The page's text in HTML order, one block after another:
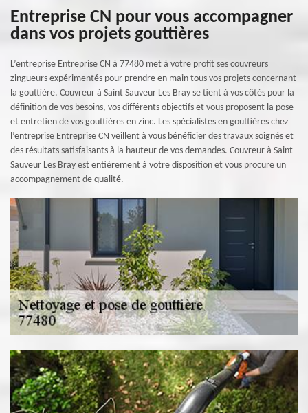
Entreprise CN pour vous accompagner
dans vos projets gouttières
L’entreprise Entreprise CN à 77480 met à votre profit ses couvreurs
zingueurs expérimentés pour prendre en main tous vos projets concernant
la gouttière. Couvreur à Saint Sauveur Les Bray se tient à vos côtés pour la
définition de vos besoins, vos différents objectifs et vous proposent la pose
et entretien de vos gouttières en zinc. Les spécialistes en gouttières chez
l’entreprise Entreprise CN veillent à vous bénéficier des travaux soignés et
des résultats satisfaisants à la hauteur de vos demandes. Couvreur à Saint
Sauveur Les Bray est entièrement à votre disposition et vous procure un
accompagnement de qualité.